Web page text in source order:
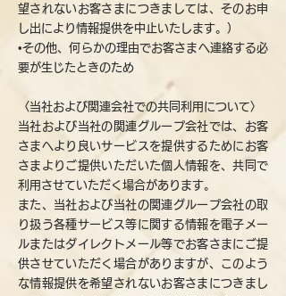
望されないお客さまにつきましては、そのお申
し出により情報提供を中止いたします。）
•その他、何らかの理由でお客さまへ連絡する必
要が生じたときのため
〈当社および関連会社での共同利用について〉
当社および当社の関連グループ会社では、お客
さまへより良いサービスを提供するためにお客
さまよりご提供いただいた個人情報を、共同で
利用させていただく場合があります。
また、当社および当社の関連グループ会社の取
り扱う各種サービス等に関する情報を電子メー
ルまたはダイレクトメール等でお客さまにご提
供させていただく場合がありますが、このよう
な情報提供を希望されないお客さまにつきまし